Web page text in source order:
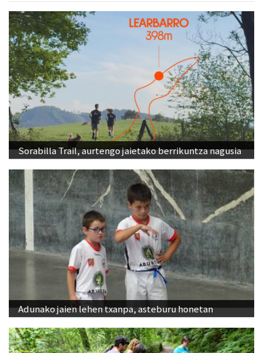
Sorabilla Trail, aurtengo jaietako berrikuntza nagusia
Adunako jaien lehen txanpa, asteburu honetan